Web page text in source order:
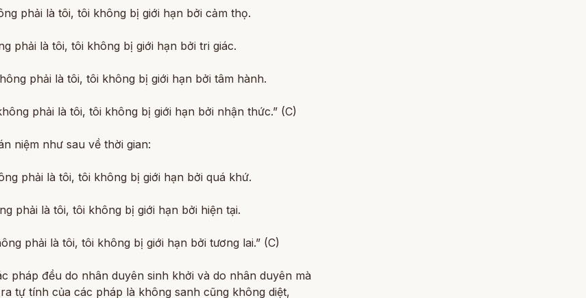
phải là tôi, tôi không bị giới hạn bởi cảm thọ.
phải là tôi, tôi không bị giới hạn bởi tri giác.
phải là tôi, tôi không bị giới hạn bởi tâm hành.
phải là tôi, tôi không bị giới hạn bởi nhận thức.” (C)
niệm như sau về thời gian:
phải là tôi, tôi không bị giới hạn bởi quá khứ.
phải là tôi, tôi không bị giới hạn bởi hiện tại.
phải là tôi, tôi không bị giới hạn bởi tương lai.” (C)
pháp đều do nhân duyên sinh khởi và do nhân duyên mà
tự tính của các pháp là không sanh cũng không diệt,